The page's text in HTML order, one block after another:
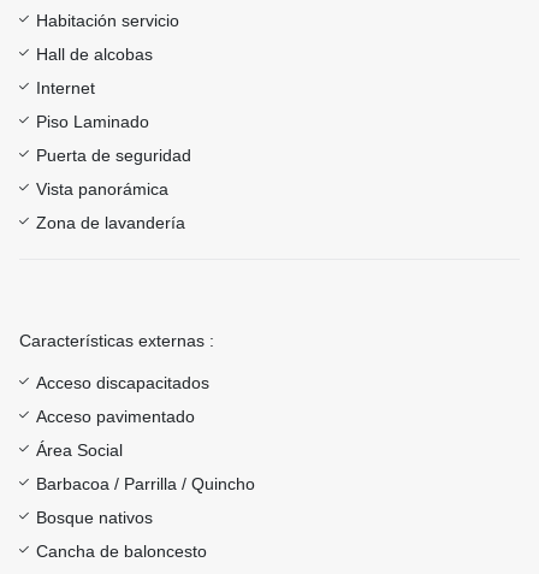
Habitación servicio
Hall de alcobas
Internet
Piso Laminado
Puerta de seguridad
Vista panorámica
Zona de lavandería
Características externas :
Acceso discapacitados
Acceso pavimentado
Área Social
Barbacoa / Parrilla / Quincho
Bosque nativos
Cancha de baloncesto